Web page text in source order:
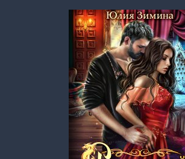
(ЮЛИЯ
ЗИМИНА)